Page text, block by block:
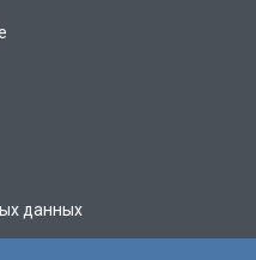
данных